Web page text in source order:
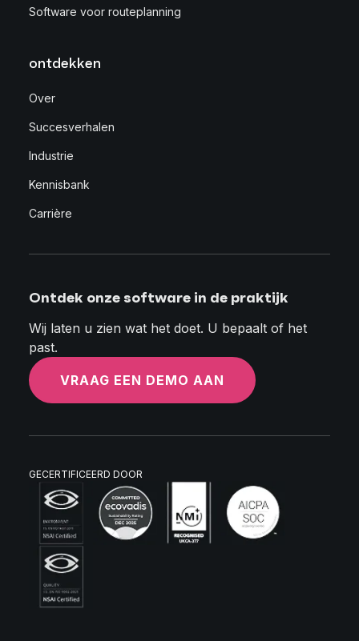
Software voor routeplanning
ontdekken
Over
Succesverhalen
Industrie
Kennisbank
Carrière
Ontdek onze software in de praktijk
Wij laten u zien wat het doet. U bepaalt of het
past.
VRAAG EEN DEMO AAN
GECERTIFICEERD DOOR